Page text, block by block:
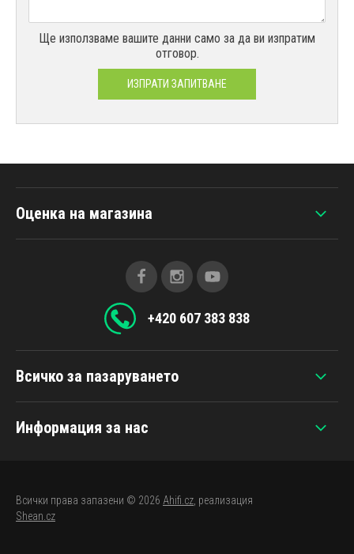
Ще използваме вашите данни само за да ви изпратим
отговор.
ИЗПРАТИ ЗАПИТВАНЕ
Всичко за пазаруването
Информация за нас
Оценка на магазина
+420 607 383 838
Всички права запазени © 2026 Ahifi.cz , реализация
Shean.cz